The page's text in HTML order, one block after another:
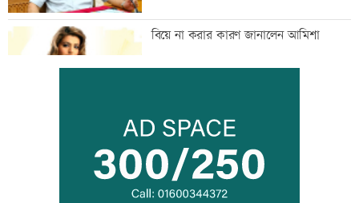
বিয়ে না করার কারণ জানালেন আমিশা
আওয়ামী লীগের সঙ্গে গণতন্ত্র যায় না: মির্জা
ফখরুল